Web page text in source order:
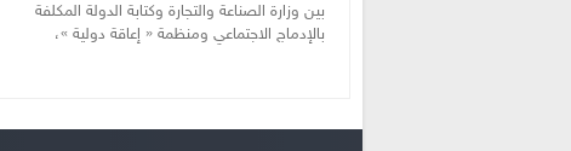
بين وزارة الصناعة والتجارة وكتابة الدولة المكلفة
بالإدماج الاجتماعي ومنظمة « إعاقة دولية »،